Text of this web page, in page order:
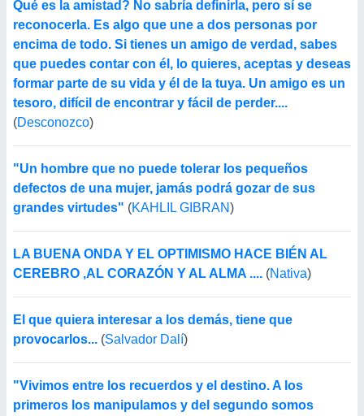
Qué es la amistad? No sabría definirla, pero sí se
reconocerla. Es algo que une a dos personas por
encima de todo. Si tienes un amigo de verdad, sabes
que puedes contar con él, lo quieres, aceptas y deseas
formar parte de su vida y él de la tuya. Un amigo es un
tesoro, difícil de encontrar y fácil de perder....
(Desconozco)
"Un hombre que no puede tolerar los pequeños
defectos de una mujer, jamás podrá gozar de sus
grandes virtudes" (KAHLIL GIBRAN)
LA BUENA ONDA Y EL OPTIMISMO HACE BIÉN AL
CEREBRO ,AL CORAZÓN Y AL ALMA .... (Nativa)
El que quiera interesar a los demás, tiene que
provocarlos... (Salvador Dalí)
"Vivimos entre los recuerdos y el destino. A los
primeros los manipulamos y del segundo somos